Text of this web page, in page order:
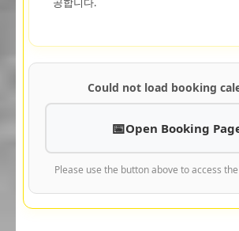
Could not load booking
Open Booking
Please use the button above to access